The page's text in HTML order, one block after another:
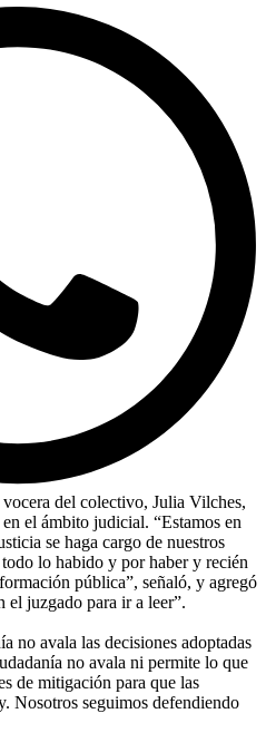
del colectivo, Julia Vilches,
el ámbito judicial. “Estamos en
se haga cargo de nuestros
lo habido y por haber y recién
pública”, señaló, y agregó
el juzgado para ir a leer”.
no avala las decisiones adoptadas
no avala ni permite lo que
de mitigación para que las
Nosotros seguimos defendiendo